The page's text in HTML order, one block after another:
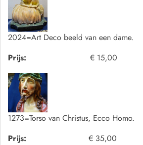
2024=Art Deco beeld van een dame.
Prijs:
€ 15,00
1273=Torso van Christus, Ecco Homo.
Prijs:
€ 35,00